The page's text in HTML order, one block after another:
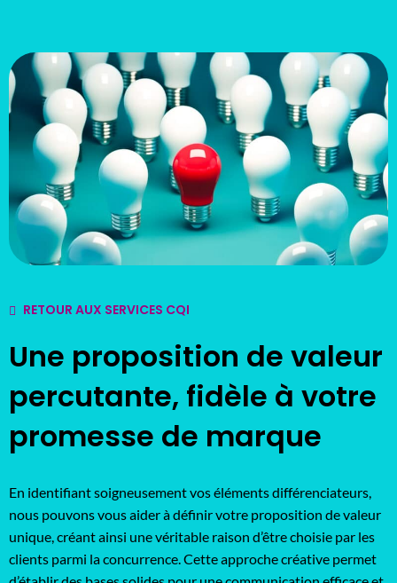
RETOUR AUX SERVICES CQI
Une proposition de valeur
percutante, fidèle à votre
promesse de marque
En identifiant soigneusement vos éléments différenciateurs,
nous pouvons vous aider à définir votre proposition de valeur
unique, créant ainsi une véritable raison d’être choisie par les
clients parmi la concurrence. Cette approche créative permet